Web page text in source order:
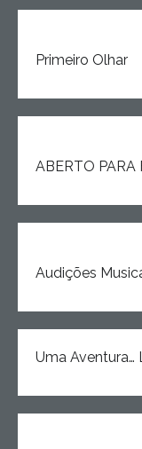
Primeiro Olhar
ABERTO PARA
Audições
Uma Aventura…